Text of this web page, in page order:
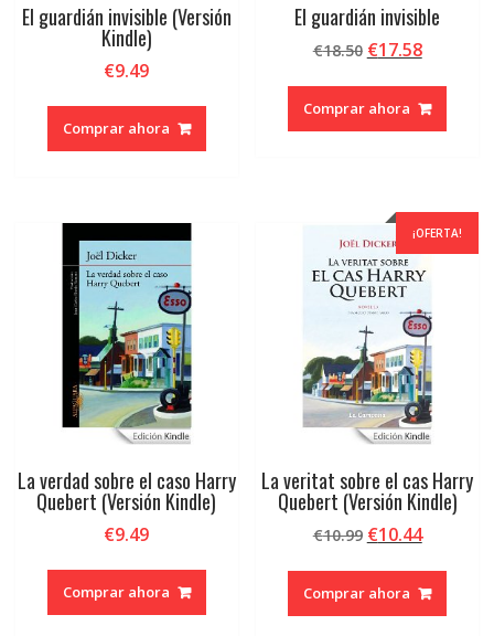
El guardián invisible (Versión
Kindle)
€9.49
Comprar ahora
El guardián invisible
€18.50 El
original
era:
€17.58El
actual
es:
Comprar ahora
La verdad sobre el caso Harry
Quebert (Versión Kindle)
€9.49
Comprar ahora
¡OFERTA!
La veritat sobre el cas Harry
Quebert (Versión Kindle)
€10.99 El
original
era:
€10.44El
actual
es:
Comprar ahora